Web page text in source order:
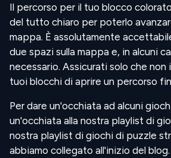
Il percorso per il tuo blocco
del tutto chiaro per poterlo
mappa. È assolutamente
due spazi sulla mappa e, in alcuni
necessario. Assicurati solo che non
tuoi blocchi di aprire un percorso
Per dare un'occhiata ad alcuni
un'occhiata alla nostra playlist di
nostra playlist di giochi di puzzle
abbiamo collegato all'inizio del